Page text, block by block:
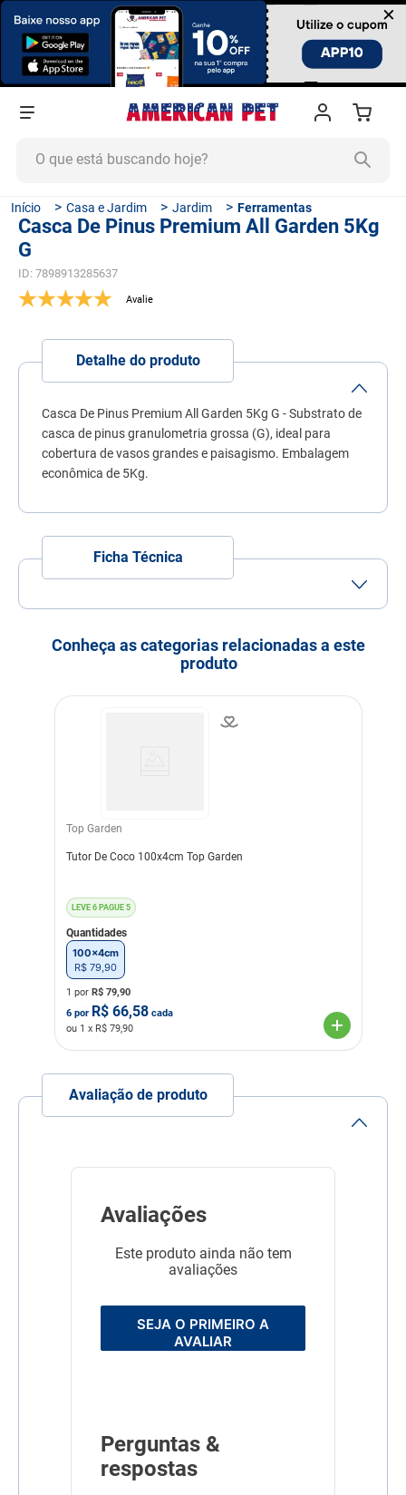
×
Casa e Jardim Jardim Ferramentas
Casca De Pinus Premium All Garden 5Kg
G
ID: 7898913285637
Detalhe do produto
Casca De Pinus Premium All Garden 5Kg G - Substrato de
casca de pinus granulometria grossa (G), ideal para
cobertura de vasos grandes e paisagismo. Embalagem
econômica de 5Kg.
Ficha Técnica
Conheça as categorias relacionadas a este
produto
Top Garden
Tutor De Coco 100x4cm Top Garden
LEVE 6 PAGUE 5
Quantidades
100x4cm
R$ 79 90
1 por R$ 79,90
6 por R$ 66,58 cada
ou 1 x R$ 79,90
Avaliação de produto
Avaliações
Este produto ainda não tem
avaliações
SEJA O PRIMEIRO A
AVALIAR
Perguntas &
respostas
TERMOS MAIS BUSCADOS
1 º
ração cachorro
6º
7º
quatree
8º
sachê gato
10º ração premier